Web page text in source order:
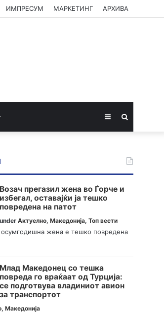
ИМПРЕСУМ МАРКЕТИНГ АРХИВА
Sidebar
Возач прегазил жена во Ѓорче и
избегал, оставајќи ја тешко
повредена на патот
underАктуелно,Македонија,Топ вести
жена е тешко повредена
Млад Македонец со тешка
повреда го враќаат од Турција:
се подготвува владиниот авион
за транспортот
,Македонија